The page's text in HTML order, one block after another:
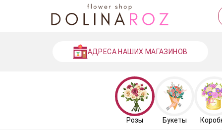
АДРЕСА НАШИХ МАГАЗИНОВ
Розы Букеты